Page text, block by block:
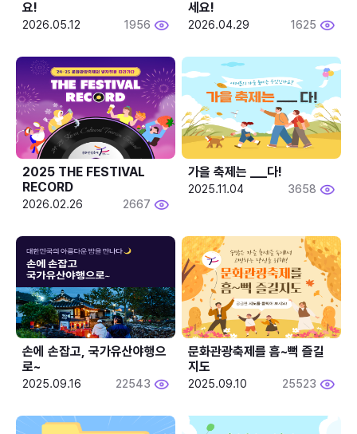
요!
2026.05.12 1956
세요!
2026.04.29 1625
2025 THE FESTIVAL
RECORD
2026.02.26 2667
2025.11.04 3658
손에 손잡고, 국가유산야행으
로~
2025.09.16 22543
문화관광축제를 흠~뻑 즐길
지도
2025.09.10 25523